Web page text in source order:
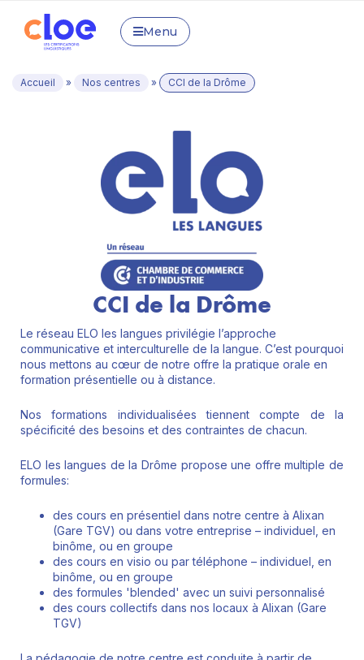
Menu
Accueil » Nos centres » CCI de la Drôme
CCI de la Drôme
Le réseau ELO les langues privilégie l’approche
communicative et interculturelle de la langue. C’est pourquoi
nous mettons au cœur de notre offre la pratique orale en
formation présentielle ou à distance.
Nos formations individualisées tiennent compte de la
spécificité des besoins et des contraintes de chacun.
ELO les langues de la Drôme propose une offre multiple de
formules:
des cours en présentiel dans notre centre à Alixan
(Gare TGV) ou dans votre entreprise – individuel, en
binôme, ou en groupe
des cours en visio ou par téléphone – individuel, en
binôme, ou en groupe
des formules 'blended' avec un suivi personnalisé
des cours collectifs dans nos locaux à Alixan (Gare
TGV)